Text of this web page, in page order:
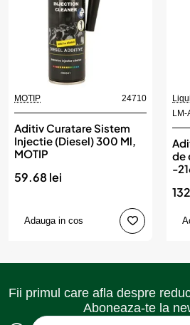
MOTIP 24710
Aditiv Curatare Sistem
Injectie (Diesel) 300 Ml,
MOTIP
59.68 lei
Adauga in cos
de
-
Fii primul care afla despre
Aboneaza-te la